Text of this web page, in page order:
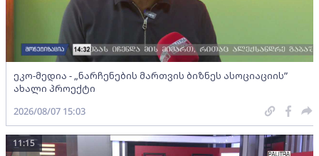
ეკო-მედია - „ნარჩენების მართვის ბიზნეს ასოციაციის”
ახალი პროექტი
2026/08/07 15:03
11:15